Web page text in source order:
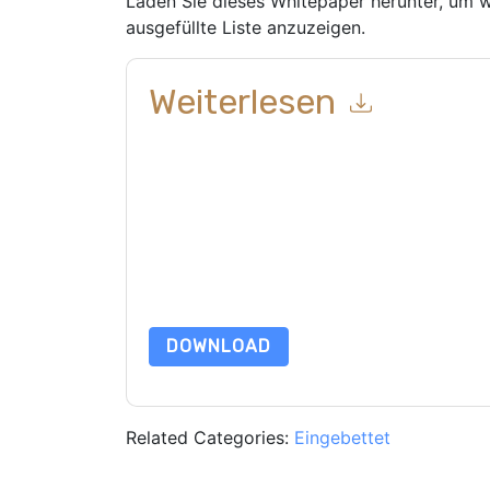
ausgefüllte Liste anzuzeigen.
Weiterlesen
DOWNLOAD
Related Categories: Eingebettet